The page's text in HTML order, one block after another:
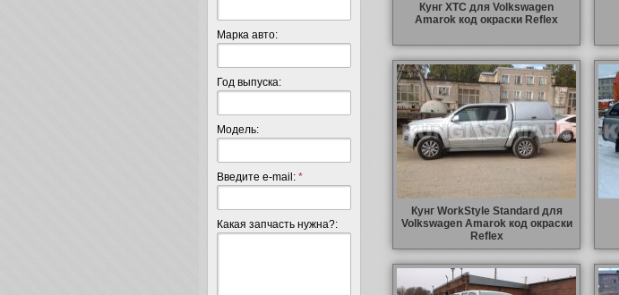
Кунг XTC для Volkswagen
Amarok код окраски Reflex
Кунг WorkStyle Standard для
Volkswagen Amarok код окраски
Reflex
Марка авто:
Год выпуска:
Модель:
Введите e-mail: *
Какая запчасть нужна?: